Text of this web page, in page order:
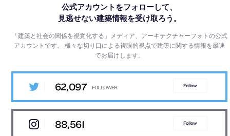
公式アカウントをフォローして、
見逃せない建築情報を受け取ろう。
「建築と社会の関係を視覚化する」メディア、アーキテクチャーフォトの公式
アカウントです。様々な切り口による複眼的視点で建築に関する情報を最速
でお届けします。
62,097 Follow
88,561 Follow